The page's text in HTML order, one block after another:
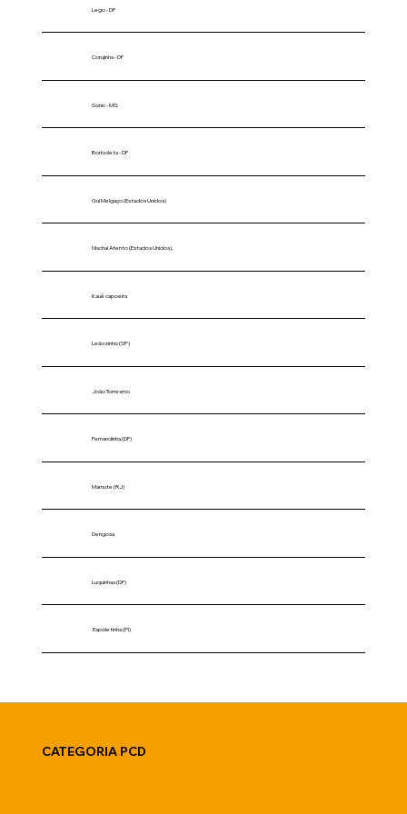
CATEGORIA PCD
Lego - DF
Corujinha - DF
Sonic - MG
Borboleta - DF
Gui Melgaço (Estados Unidos)
Nischal Atento (Estados Unidos),
Kauê capoeira
Leãozinho (SP)
João Torresmo
Fernandinha (DF)
Mamute (RJ)
Dengosa
Luquinhas (DF)
Espoletinha (PI)